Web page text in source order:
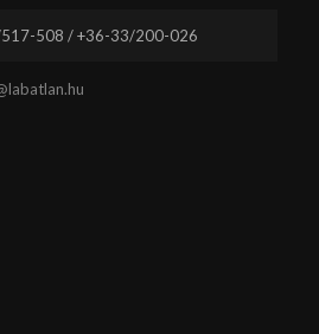
508 / +36-33/200-026